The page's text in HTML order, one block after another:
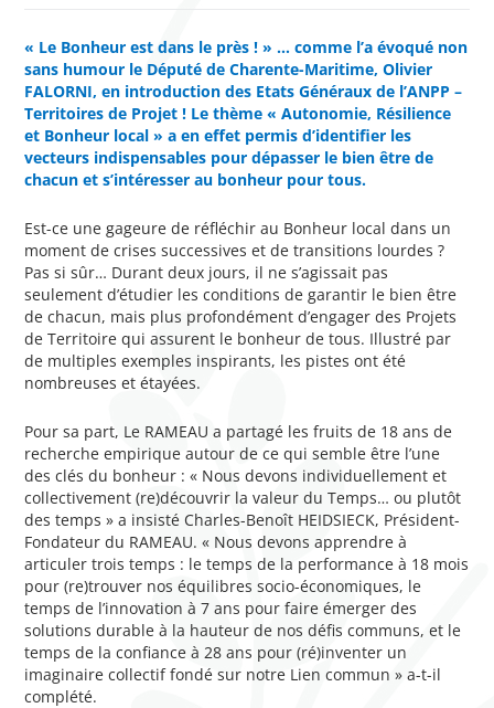
« Le Bonheur est dans le près ! » … comme l’a évoqué non
sans humour le Député de Charente-Maritime, Olivier
FALORNI, en introduction des Etats Généraux de l’ANPP –
Territoires de Projet ! Le thème « Autonomie, Résilience
et Bonheur local » a en effet permis d’identifier les
vecteurs indispensables pour dépasser le bien être de
chacun et s’intéresser au bonheur pour tous.
Est-ce une gageure de réfléchir au Bonheur local dans un
moment de crises successives et de transitions lourdes ?
Pas si sûr… Durant deux jours, il ne s’agissait pas
seulement d’étudier les conditions de garantir le bien être
de chacun, mais plus profondément d’engager des Projets
de Territoire qui assurent le bonheur de tous. Illustré par
de multiples exemples inspirants, les pistes ont été
nombreuses et étayées.
Pour sa part, Le RAMEAU a partagé les fruits de 18 ans de
recherche empirique autour de ce qui semble être l’une
des clés du bonheur : « Nous devons individuellement et
collectivement (re)découvrir la valeur du Temps… ou plutôt
des temps » a insisté Charles-Benoît HEIDSIECK, Président-
Fondateur du RAMEAU. « Nous devons apprendre à
articuler trois temps : le temps de la performance à 18 mois
pour (re)trouver nos équilibres socio-économiques, le
temps de l’innovation à 7 ans pour faire émerger des
solutions durable à la hauteur de nos défis communs, et le
temps de la confiance à 28 ans pour (ré)inventer un
imaginaire collectif fondé sur notre Lien commun » a-t-il
complété.